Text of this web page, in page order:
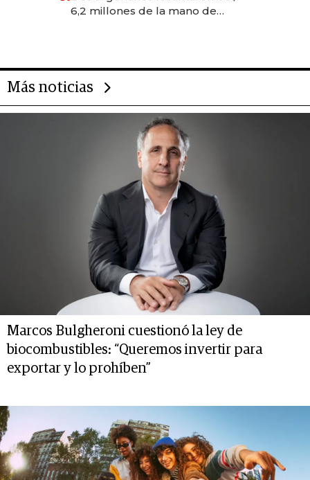
transformadoras
6,2 millones de la mano de
Más noticias
Marcos Bulgheroni cuestionó la ley de
biocombustibles: “Queremos invertir para
exportar y lo prohíben”